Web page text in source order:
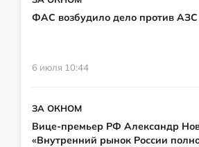
ФАС возбудило дело против АЗС
6 июля 10:44
ЗА ОКНОМ
Вице-премьер РФ Александр
«Внутренний рынок России